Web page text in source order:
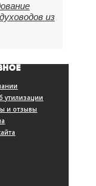
из
утилизации
и отзывы